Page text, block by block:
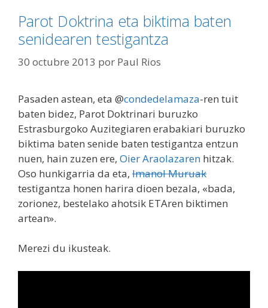
Parot Doktrina eta biktima baten
senidearen testigantza
30 octubre 2013 por Paul Rios
Pasaden astean, eta @condedelamaza-ren tuit
baten bidez, Parot Doktrinari buruzko
Estrasburgoko Auzitegiaren erabakiari buruzko
biktima baten senide baten testigantza entzun
nuen, hain zuzen ere, Oier Araolazaren hitzak.
Oso hunkigarria da eta, Imanol Muruak
testigantza honen harira dioen bezala, «bada,
zorionez, bestelako ahotsik ETAren biktimen
artean».
Merezi du ikusteak.